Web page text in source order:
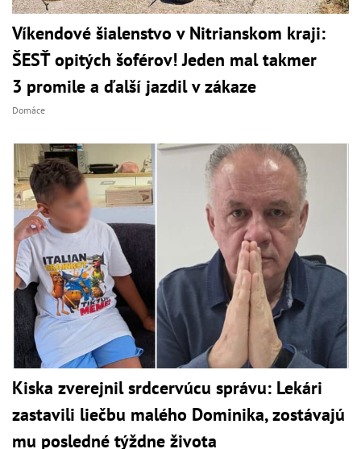
Víkendové šialenstvo v Nitrianskom kraji:
ŠESŤ opitých šoférov! Jeden mal takmer
3 promile a ďalší jazdil v zákaze
Domáce
Kiska zverejnil srdcervúcu správu: Lekári
zastavili liečbu malého Dominika, zostávajú
mu posledné týždne života